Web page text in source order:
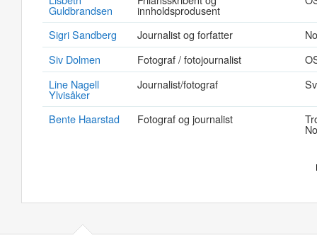
Guldbrandsen innholdsprodusent
Sigri Sandberg Journalist og forfatter
Siv Dolmen
Fotograf / fotojournalist
Line Nagell
Ylvisåker
Journalist/fotograf
Bente Haarstad Fotograf og journalist